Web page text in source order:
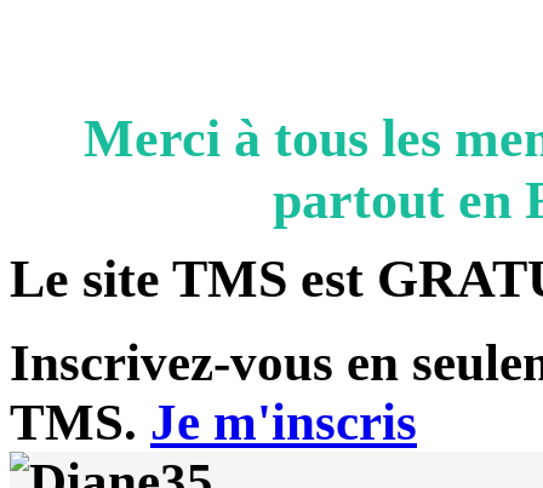
Merci à tous les
partout en
Le site TMS est
Inscrivez-vous en
TMS. Je m'inscris